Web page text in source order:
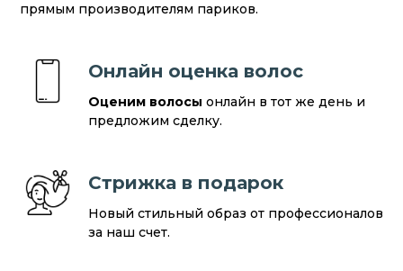
прямым производителям париков.
Онлайн оценка волос
Оценим волосы онлайн в тот же день и
предложим сделку.
Стрижка в подарок
Новый стильный образ от профессионалов
за наш счет.